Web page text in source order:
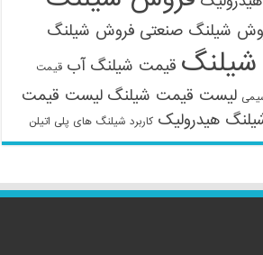
شیلنگ صنعتی فروش شیلنگ
قیمت شیلنگ آب قیمت
لیست قیمت شیلنگ لیست قیمت
هیدرولیک کاربرد شیلنگ های پلی اتیلن